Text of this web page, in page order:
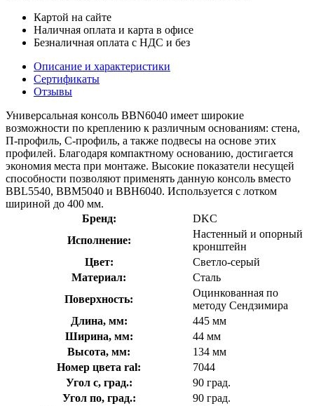
Картой на сайте
Наличная оплата и карта в офисе
Безналичная оплата с НДС и без
Описание и характеристики
Сертификаты
Отзывы
Универсальная консоль BBN6040 имеет широкие
возможности по креплению к различным основаниям: стена,
П-профиль, С-профиль, а также подвесы на основе этих
профилей. Благодаря компактному основанию, достигается
экономия места при монтаже. Высокие показатели несущей
способности позволяют применять данную консоль вместо
BBL5540, BBM5040 и BBH6040. Используется с лотком
шириной до 400 мм.
Бренд:
DKC
Исполнение:
Настенный и опорный
кронштейн
Цвет:
Светло-серый
Материал:
Сталь
Поверхность:
Оцинкованная по
методу Сендзимира
Длина, мм:
445 мм
Ширина, мм:
44 мм
Высота, мм:
134 мм
Номер цвета ral:
7044
Угол с, град.:
90 град.
Угол по, град.:
90 град.